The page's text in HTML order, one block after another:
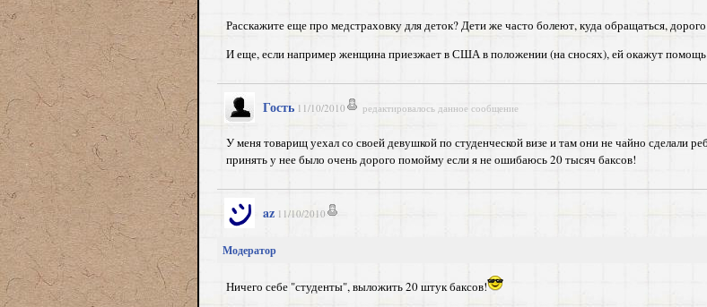
Расскажите еще про медстраховку для деток? Дети же часто болеют, куда обращаться,
И еще, если например женщина приезжает в США в положении (на сносях), ей окажут
Гость 11/10/2010 редактировалось данное сообщение
У меня товарищ уехал со своей девушкой по студенческой визе и там они не чайно
принять у нее было очень дорого помойму если я не ошибаюсь 20 тысяч баксов!
az 11/10/2010
Модератор
Ничего себе "студенты", выложить 20 штук баксов!